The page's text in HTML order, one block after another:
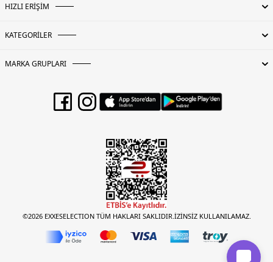
HIZLI ERİŞİM
KATEGORİLER
MARKA GRUPLARI
©2026 EXXESELECTION TÜM HAKLARI SAKLIDIR.İZİNSİZ KULLANILAMAZ.